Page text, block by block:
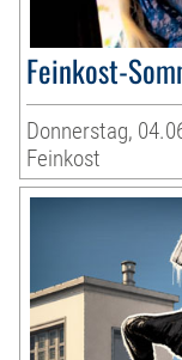
Feinkost-
Donnerstag,
Feinkost